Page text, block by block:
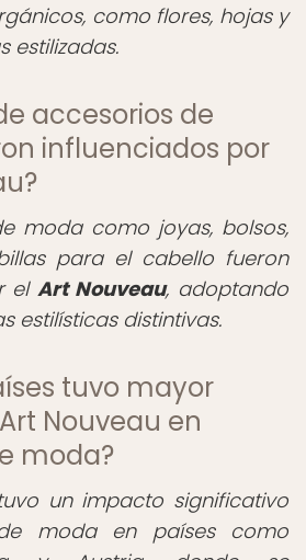
como flores, hojas y
estilizadas.
accesorios de
influenciados por
moda como joyas, bolsos,
para el cabello fueron
el Art Nouveau, adoptando
estilísticas distintivas.
tuvo mayor
Nouveau en
moda?
un impacto significativo
moda en países como